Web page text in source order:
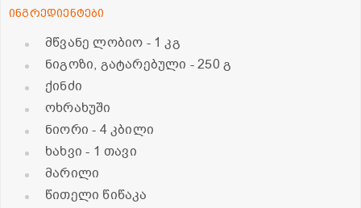
ინგრედიენტები
მწვანე ლობიო - 1 კგ
ნიგოზი, გატარებული - 250 გ
ქინძი
ოხრახუში
ნიორი- 4 კბილი
ხახვი- 1 თავი
მარილი
წითელი წიწაკა